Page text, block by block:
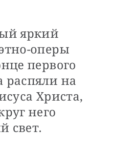
яркий
оперы
первого
на
Христа,
него
свет.